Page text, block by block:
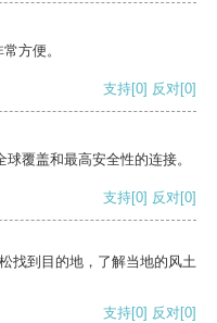
方便。
支持[0] 反对[0]
覆盖和最高安全性的连接。
支持[0] 反对[0]
找到目的地，了解当地的风土
支持[0] 反对[0]